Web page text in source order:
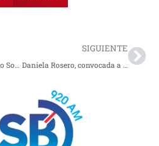
Hospital Mental Perpetuo Socorro en Pasto alerta sobreocupación
SIGUIENTE
Daniela Rosero, convocada a la Selección Colombia de médicos de fútbol 7